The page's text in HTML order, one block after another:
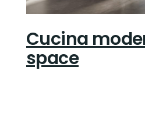
Cucina
space